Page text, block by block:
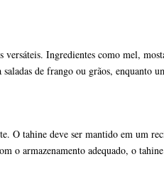
Ingredientes como mel,
de frango ou grãos, enquanto
O tahine deve ser mantido em um
o armazenamento adequado, o